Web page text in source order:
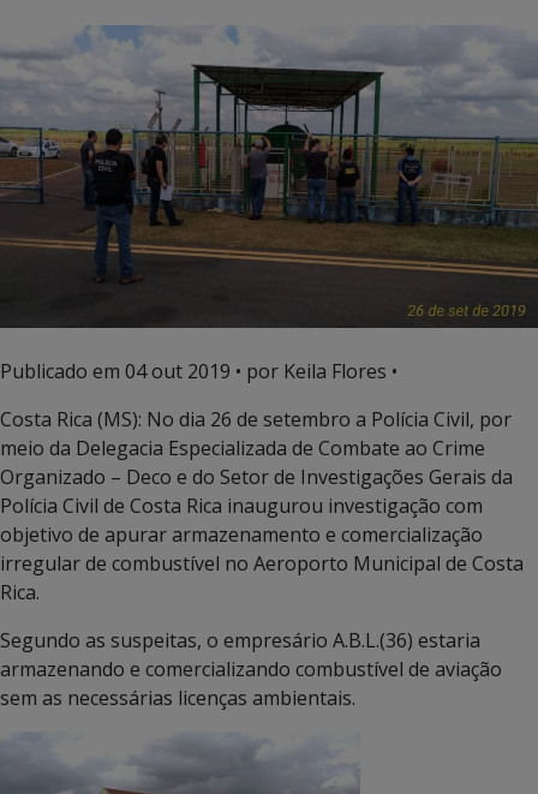
Publicado em 04 out 2019 • por Keila Flores •
Costa Rica (MS): No dia 26 de setembro a Polícia Civil, por
meio da Delegacia Especializada de Combate ao Crime
Organizado – Deco e do Setor de Investigações Gerais da
Polícia Civil de Costa Rica inaugurou investigação com
objetivo de apurar armazenamento e comercialização
irregular de combustível no Aeroporto Municipal de Costa
Rica.
Segundo as suspeitas, o empresário A.B.L.(36) estaria
armazenando e comercializando combustível de aviação
sem as necessárias licenças ambientais.